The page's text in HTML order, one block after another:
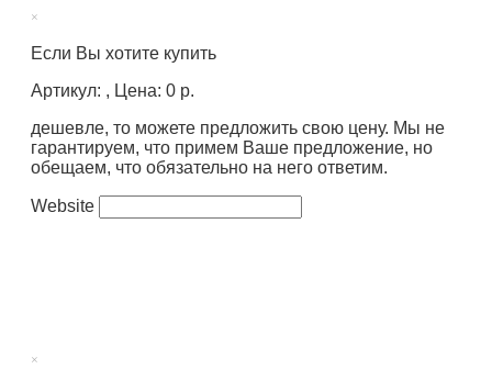
×
Если Вы хотите купить
Артикул: , Цена: 0 р.
дешевле, то можете предложить свою цену. Мы не
гарантируем, что примем Ваше предложение, но
обещаем, что обязательно на него ответим.
Website
×